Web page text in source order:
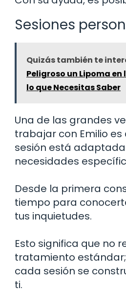
Sesiones
Quizás también te
Peligroso un Lipoma en
lo que Necesitas Saber
Una de las grandes
trabajar con Emilio es
sesión está
necesidades
Desde la primera
tiempo para
tus inquietudes.
Esto significa que no
tratamiento
cada sesión se
ti.